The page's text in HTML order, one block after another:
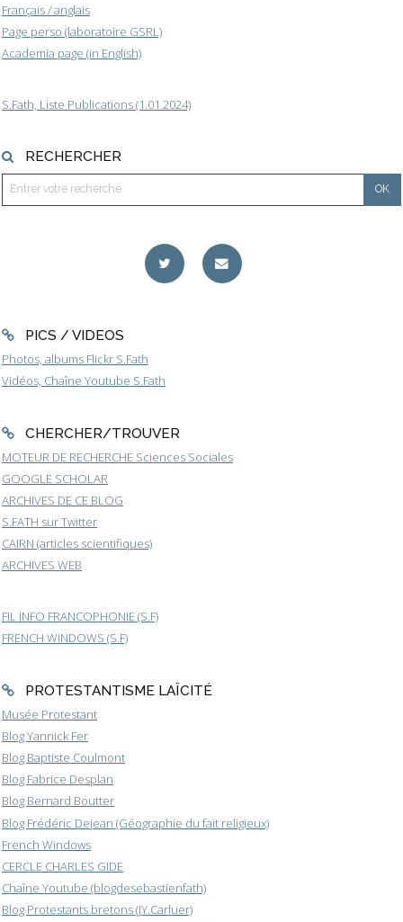
Français / anglais
Page perso (laboratoire GSRL)
Academia page (in English)
S.Fath, Liste Publications (1.01.2024)
RECHERCHER
PICS / VIDEOS
Photos, albums Flickr S.Fath
Vidéos, Chaîne Youtube S.Fath
CHERCHER/TROUVER
MOTEUR DE RECHERCHE Sciences Sociales
GOOGLE SCHOLAR
ARCHIVES DE CE BLOG
S.FATH sur Twitter
CAIRN (articles scientifiques)
ARCHIVES WEB
FIL INFO FRANCOPHONIE (S.F)
FRENCH WINDOWS (S.F)
PROTESTANTISME LAÏCITÉ
Musée Protestant
Blog Yannick Fer
Blog Baptiste Coulmont
Blog Fabrice Desplan
Blog Bernard Boutter
Blog Frédéric Dejean (Géographie du fait religieux)
French Windows
CERCLE CHARLES GIDE
Chaîne Youtube (blogdesebastienfath)
Blog Protestants bretons (JY.Carluer)